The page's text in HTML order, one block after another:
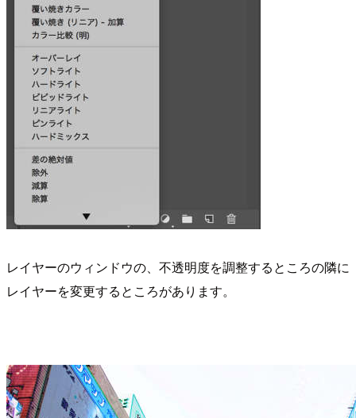
レイヤーのウィンドウの、不透明度を調整するところの隣に
レイヤーを変更するところがあります。